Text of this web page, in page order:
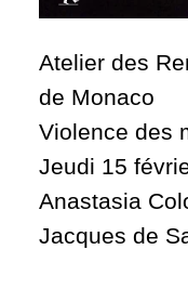
Atelier des
de Monaco
Violence des
Jeudi 15
Anastasia
Jacques de